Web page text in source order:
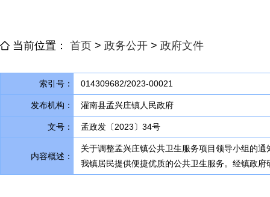
当前位置： 首页 > 政务公开 > 政府文件
索引号： 014309682/2023-00021
发布机构： 灌南县孟兴庄镇人民政府
文号： 孟政发〔2023〕34号
内容概述：
关于调整孟兴庄镇公共卫生服务项目领导小组的
我镇居民提供便捷优质的公共卫生服务。 经镇政府